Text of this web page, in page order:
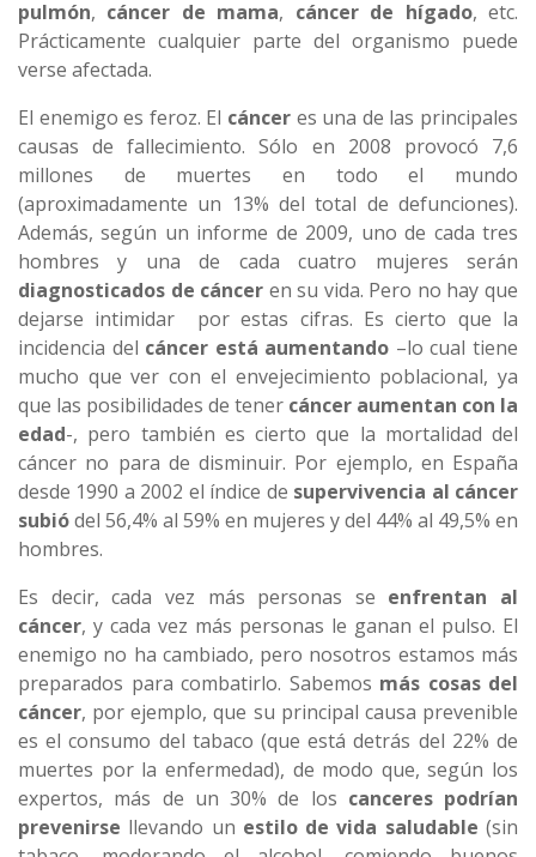
pulmón, cáncer de mama, cáncer de hígado, etc.
Prácticamente cualquier parte del organismo puede
verse afectada.
El enemigo es feroz. El cáncer es una de las principales
causas de fallecimiento. Sólo en 2008 provocó 7,6
millones de muertes en todo el mundo
(aproximadamente un 13% del total de defunciones).
Además, según un informe de 2009, uno de cada tres
hombres y una de cada cuatro mujeres serán
diagnosticados de cáncer en su vida. Pero no hay que
dejarse intimidar por estas cifras. Es cierto que la
incidencia del cáncer está aumentando –lo cual tiene
mucho que ver con el envejecimiento poblacional, ya
que las posibilidades de tener cáncer aumentan con la
edad-, pero también es cierto que la mortalidad del
cáncer no para de disminuir. Por ejemplo, en España
desde 1990 a 2002 el índice de supervivencia al cáncer
subiódel 56,4% al 59% en mujeres y del 44% al 49,5% en
hombres.
Es decir, cada vez más personas se enfrentan al
cáncer, y cada vez más personas le ganan el pulso. El
enemigo no ha cambiado, pero nosotros estamos más
preparados para combatirlo. Sabemos más cosas del
cáncer, por ejemplo, que su principal causa prevenible
es el consumo del tabaco (que está detrás del 22% de
muertes por la enfermedad), de modo que, según los
expertos, más de un 30% de los canceres podrían
prevenirse llevando un estilo de vida saludable (sin